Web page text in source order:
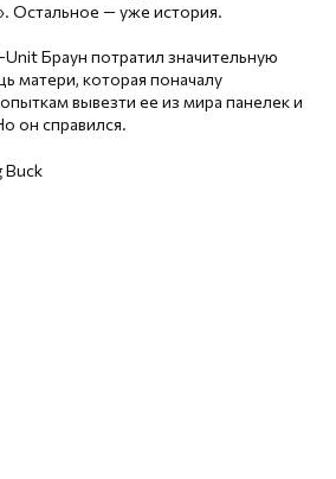
Остальное — уже история.
Браун потратил значительную
матери, которая поначалу
вывезти ее из мира панелек и
он справился.
Buck